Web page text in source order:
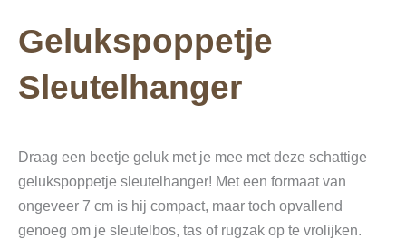
Gelukspoppetje
Sleutelhanger
Draag een beetje geluk met je mee met deze schattige
gelukspoppetje sleutelhanger! Met een formaat van
ongeveer 7 cm is hij compact, maar toch opvallend
genoeg om je sleutelbos, tas of rugzak op te vrolijken.